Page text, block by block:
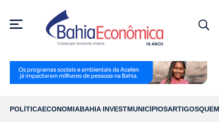
MENU
POLÍTICAECONOMIABAHIA INVESTMUNICÍPIOSARTIGOS